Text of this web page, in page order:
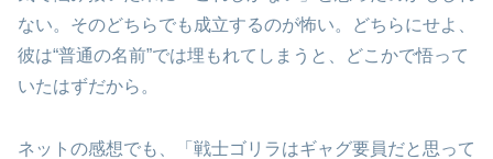
ない。そのどちらでも成立するのが怖い。どちらにせよ、
彼は“普通の名前”では埋もれてしまうと、どこかで悟って
いたはずだから。
ネットの感想でも、「戦士ゴリラはギャグ要員だと思って